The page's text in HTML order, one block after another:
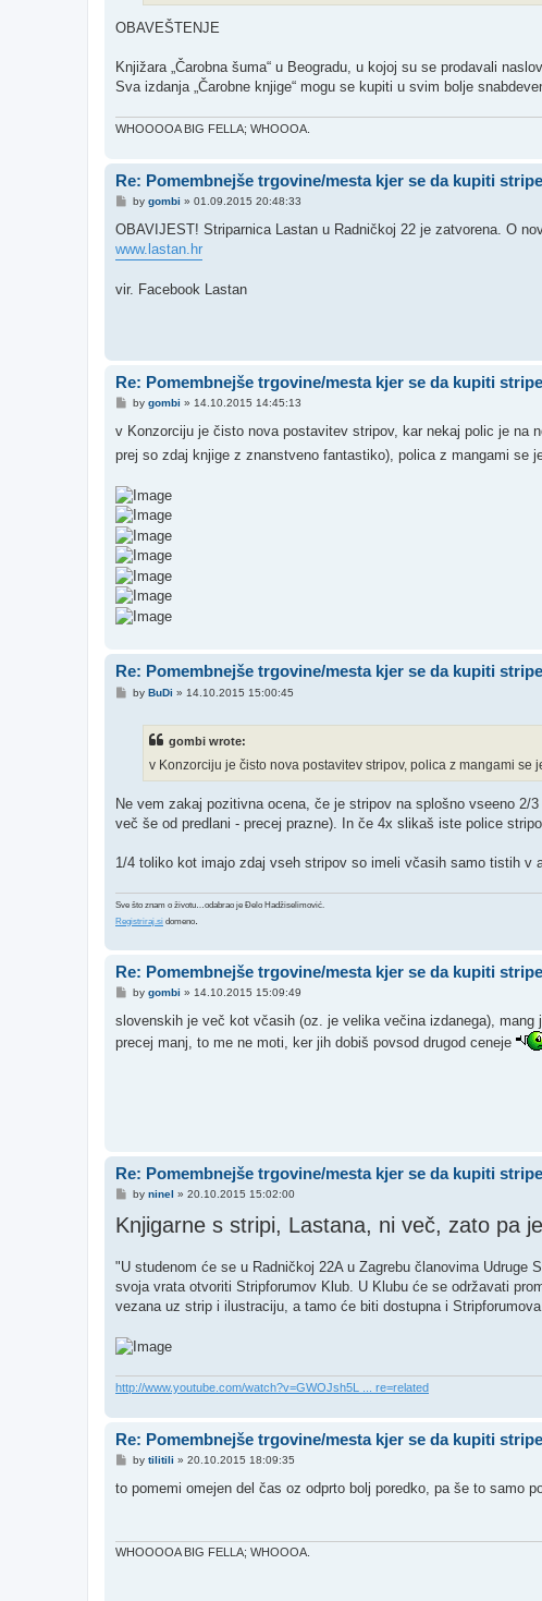
OBAVEŠTENJE
Knjižara „Čarobna šuma“ u Beogradu, u kojoj su se prodavali
Sva izdanja „Čarobne knjige“ mogu se kupiti u svim bolje
WHOOOOA BIG FELLA; WHOOOA.
Re: Pomembnejše trgovine/mesta kjer se da kupiti stripe
P
s
by gombi » 01.09.2015 20:48:33
OBAVIJEST! Striparnica Lastan u Radničkoj 22 je zatvorena. O
www.lastan.hr
vir. Facebook Lastan
Re: Pomembnejše trgovine/mesta kjer se da kupiti stripe
P
s
by gombi » 14.10.2015 14:45:13
v Konzorciju je čisto nova postavitev stripov, kar nekaj polic je na
prej so zdaj knjige z znanstveno fantastiko), polica z mangami se
Re: Pomembnejše trgovine/mesta kjer se da kupiti stripe
Pby BuDi » 14.10.2015 15:00:45
gombi wrote:
v Konzorciju je čisto nova postavitev stripov, polica z mangami se
Ne vem zakaj pozitivna ocena, če je stripov na splošno vseeno
več še od predlani - precej prazne). In če 4x slikaš iste police
1/4 toliko kot imajo zdaj vseh stripov so imeli včasih samo tistih v
Sve što znam o životu…odabrao je Đelo Hadžiselimović.
Registriraj.si domeno
Re: Pomembnejše trgovine/mesta kjer se da kupiti stripe
P
s
by gombi » 14.10.2015 15:09:49
slovenskih je več kot včasih (oz. je velika večina izdanega),
precej manj, to me ne moti, ker jih dobiš povsod drugod ceneje
Re: Pomembnejše trgovine/mesta kjer se da kupiti stripe
P
s
t
by ninel » 20.10.2015 15:02:00
Knjigarne s stripi, Lastana, ni več, zato pa
"U studenom će se u Radničkoj 22A u Zagrebu članovima Udruge
svoja vrata otvoriti Stripforumov Klub. U Klubu će se održavati
vezana uz strip i ilustraciju, a tamo će biti dostupna i
http://www.youtube.com/watch?v=GWOJsh5L ... re=related
Re: Pomembnejše trgovine/mesta kjer se da kupiti stripe
P
s
by tilitili » 20.10.2015 18:09:35
to pomemi omejen del čas oz odprto bolj poredko, pa še to samo
WHOOOOA BIG FELLA; WHOOOA.